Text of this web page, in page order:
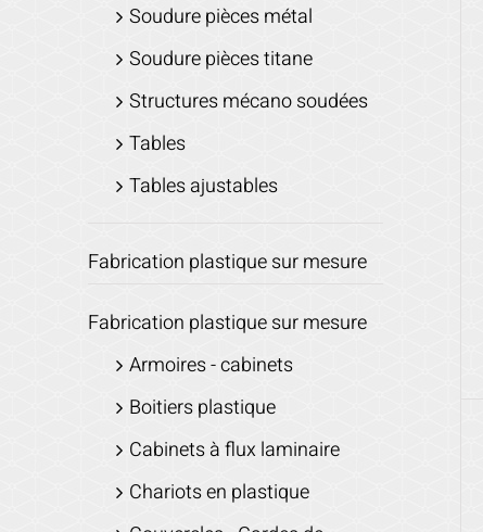
Soudure pièces métal
Soudure pièces titane
Structures mécano soudées
Tables
Tables ajustables
Fabrication plastique sur mesure
Fabrication plastique sur mesure
Armoires - cabinets
Boitiers plastique
Cabinets à flux laminaire
Chariots en plastique